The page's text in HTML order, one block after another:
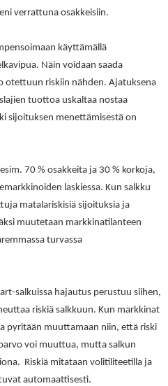
verrattuna osakkeisiin.
käyttämällä
Näin voidaan saada
otettuun riskiin nähden. Ajatuksena
tuottoa uskaltaa nostaa
sijoituksen menettämisestä on
70 % osakkeita ja 30 % korkoja,
laskiessa. Kun salkku
matalariskisiä sijoituksia ja
muutetaan markkinatilanteen
turvassa
salkuissa hajautus perustuu siihen,
riskiä salkkuun. Kun markkinat
pyritään muuttamaan niin, että riski
voi muuttua, mutta salkun
Riskiä mitataan volitiliteetilla ja
automaattisesti.